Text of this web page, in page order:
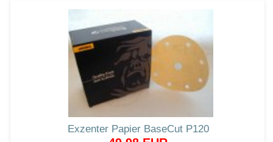
Exzenter Papier BaseCut P120